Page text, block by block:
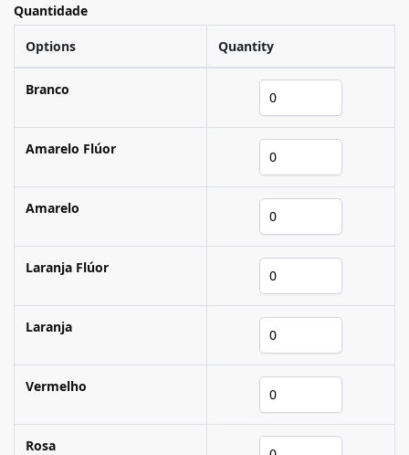
Quantidade
Options Quantity
Branco
Amarelo Flúor
Amarelo
Laranja Flúor
Laranja
Vermelho
Rosa